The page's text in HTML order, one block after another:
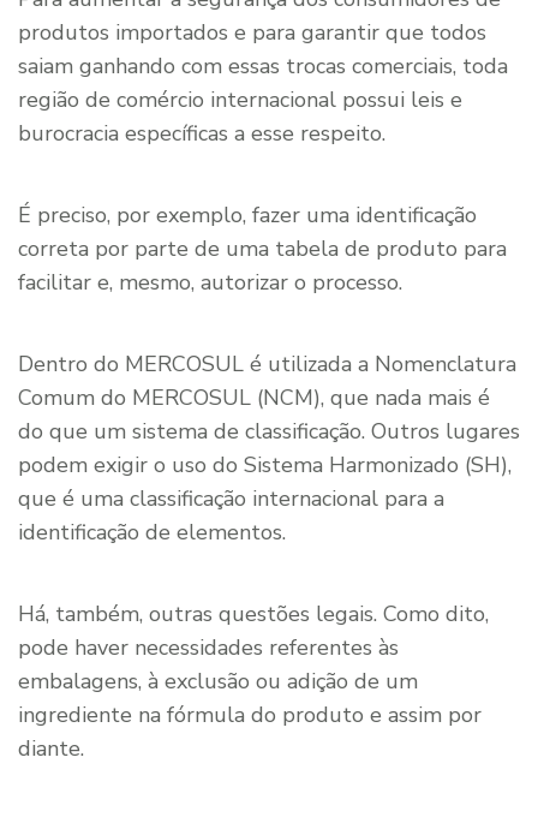
produtos importados e para garantir que todos
saiam ganhando com essas trocas comerciais, toda
região de comércio internacional possui leis e
burocracia específicas a esse respeito.
É preciso, por exemplo, fazer uma identificação
correta por parte de uma tabela de produto para
facilitar e, mesmo, autorizar o processo.
Dentro do MERCOSUL é utilizada a Nomenclatura
Comum do MERCOSUL (NCM), que nada mais é
do que um sistema de classificação. Outros lugares
podem exigir o uso do Sistema Harmonizado (SH),
que é uma classificação internacional para a
identificação de elementos.
Há, também, outras questões legais. Como dito,
pode haver necessidades referentes às
embalagens, à exclusão ou adição de um
ingrediente na fórmula do produto e assim por
diante.